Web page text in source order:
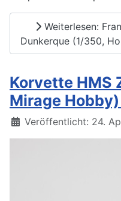
Weiterlesen:
Dunkerque (1/350,
Korvette HMS
Mirage
Details
Veröffentlicht: 24.